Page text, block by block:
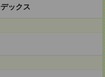
ックス